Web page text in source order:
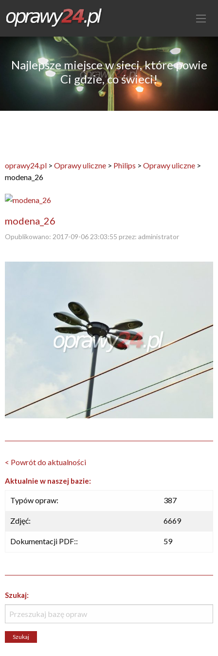
Najlepsze miejsce w sieci, które powie
Ci gdzie, co świeci!
oprawy24.pl > Oprawy uliczne > Philips > Oprawy uliczne >
modena_26
modena_26
Opublikowano: 2017-09-06 23:03:55 przez: administrator
< Powrót do aktualności
Aktualnie w naszej bazie:
Typów opraw: 387
Zdjęć: 6669
Dokumentacji PDF:: 59
Szukaj: